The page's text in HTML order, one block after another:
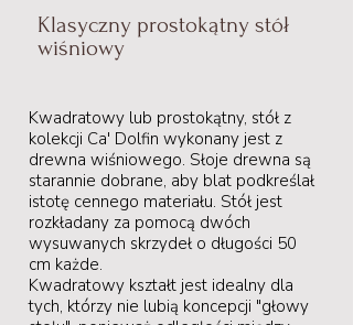
Klasyczny prostokątny stół
wiśniowy
Kwadratowy lub prostokątny, stół z
kolekcji Ca' Dolfin wykonany jest z
drewna wiśniowego. Słoje drewna są
starannie dobrane, aby blat podkreślał
istotę cennego materiału. Stół jest
rozkładany za pomocą dwóch
wysuwanych skrzydeł o długości 50
cm każde.
Kwadratowy kształt jest idealny dla
tych, którzy nie lubią koncepcji "głowy